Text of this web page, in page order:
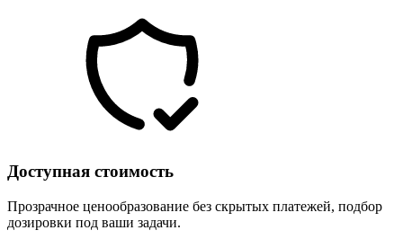
Доступная стоимость
Прозрачное ценообразование без скрытых платежей, подбор
дозировки под ваши задачи.